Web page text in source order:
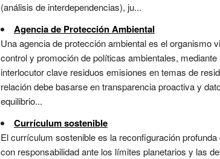
(análisis de interdependencias), ju...
Agencia de Protección Ambiental
Una agencia de protección ambiental es el
control y promoción de políticas ambientales,
interlocutor clave residuos emisiones en temas de
relación debe basarse en transparencia proactiva y
equilibrio...
Currículum sostenible
El currículum sostenible es la reconfiguración
con responsabilidad ante los límites planetarios y las